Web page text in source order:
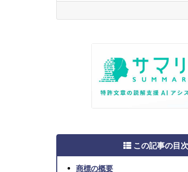
この記事の目次
商標の概要